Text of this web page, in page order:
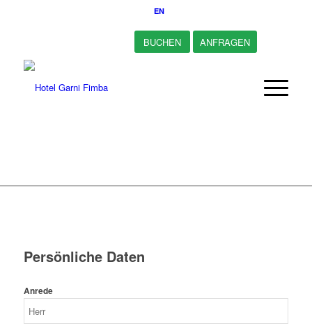
EN
BUCHEN ANFRAGEN
Persönliche Daten
Anrede